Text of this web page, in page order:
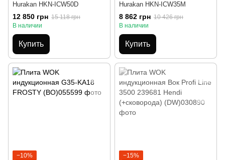
Hurakan HKN-ICW50D
12 850 грн 15 118 грн
В наличии
Купить
Hurakan HKN-ICW35M
8 862 грн 10 426 грн
В наличии
Купить
−10%
−15%